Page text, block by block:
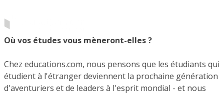
Où vos études vous mèneront-elles ?
Chez educations.com, nous pensons que les étudiants qui
étudient à l'étranger deviennent la prochaine génération
d'aventuriers et de leaders à l'esprit mondial - et nous